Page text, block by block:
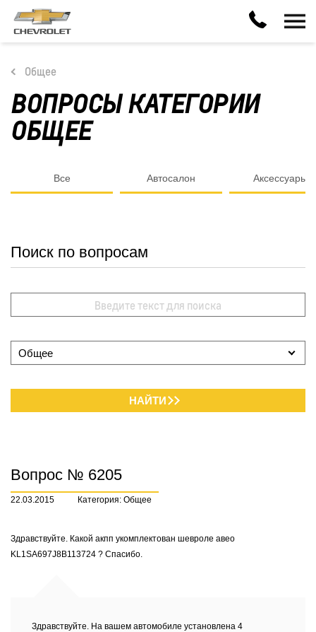
Общее
ВОПРОСЫ КАТЕГОРИИ
ОБЩЕЕ
Все Автосалон Аксессуары
Поиск по вопросам
Общее
НАЙТИ
Вопрос № 6205
22.03.2015 Категория: Общее
Здравствуйте. Какой акпп укомплектован шевроле авео
KL1SA697J8B113724 ? Спасибо.
Здравствуйте. На вашем автомобиле установлена 4